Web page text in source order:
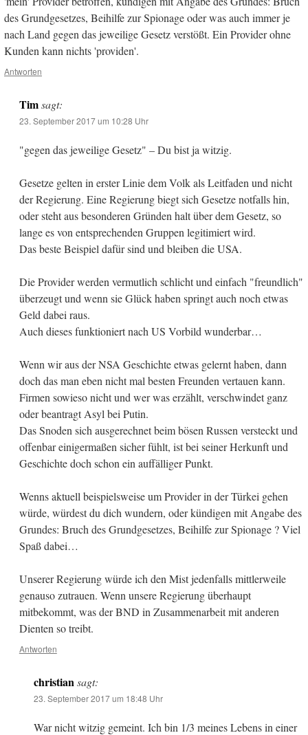
des Grundgesetzes, Beihilfe zur Spionage oder was auch immer je
nach Land gegen das jeweilige Gesetz verstößt. Ein Provider ohne
Kunden kann nichts 'providen'.
Antworten
Tim sagt:
23. September 2017 um 10:28 Uhr
"gegen das jeweilige Gesetz" – Du bist ja witzig.
Gesetze gelten in erster Linie dem Volk als Leitfaden und nicht
der Regierung. Eine Regierung biegt sich Gesetze notfalls hin,
oder steht aus besonderen Gründen halt über dem Gesetz, so
lange es von entsprechenden Gruppen legitimiert wird.
Das beste Beispiel dafür sind und bleiben die USA.
Die Provider werden vermutlich schlicht und einfach "freundlich"
überzeugt und wenn sie Glück haben springt auch noch etwas
Geld dabei raus.
Auch dieses funktioniert nach US Vorbild wunderbar…
Wenn wir aus der NSA Geschichte etwas gelernt haben, dann
doch das man eben nicht mal besten Freunden vertauen kann.
Firmen sowieso nicht und wer was erzählt, verschwindet ganz
oder beantragt Asyl bei Putin.
Das Snoden sich ausgerechnet beim bösen Russen versteckt und
offenbar einigermaßen sicher fühlt, ist bei seiner Herkunft und
Geschichte doch schon ein auffälliger Punkt.
Wenns aktuell beispielsweise um Provider in der Türkei gehen
würde, würdest du dich wundern, oder kündigen mit Angabe des
Grundes: Bruch des Grundgesetzes, Beihilfe zur Spionage ? Viel
Spaß dabei…
Unserer Regierung würde ich den Mist jedenfalls mittlerweile
genauso zutrauen. Wenn unsere Regierung überhaupt
mitbekommt, was der BND in Zusammenarbeit mit anderen
Dienten so treibt.
Antworten
christian sagt:
23. September 2017 um 18:48 Uhr
War nicht witzig gemeint. Ich bin 1/3 meines Lebens in einer